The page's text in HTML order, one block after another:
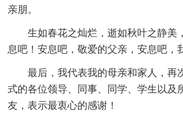
亲朋。
生如春花之灿烂，逝如秋叶之静美
息吧！安息吧，敬爱的父亲，安息吧，
最后，我代表我的母亲和家人，再
式的各位领导、同事、同学、学生以及
友，表示最衷心的感谢！